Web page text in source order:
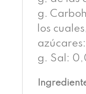
g.
los
azúcares:
g. Sal: